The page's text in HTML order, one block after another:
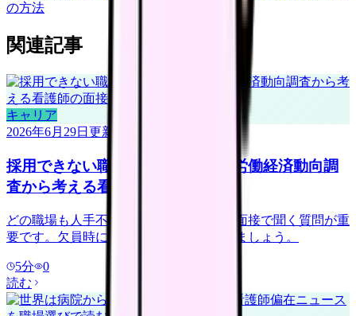
の方法
関連記事
キャリア
2026年6月29日 更新
採用できない職場を見抜くには？労働経済動向調
査から考える看護師の面接質問
どの職場も人手不足に見える時代こそ、面接で聞く質問が重
要です。欠員時に何を減らすかを確認しましょう。
5分
0
読む